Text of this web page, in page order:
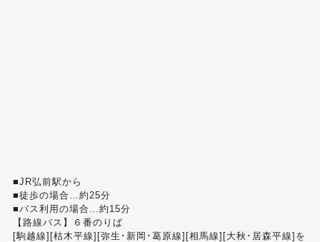
■JR弘前駅から
■徒歩の場合…約25分
■バス利用の場合…約15分
【路線バス】６番のりば
[駒越線][枯木平線][弥生･新岡･葛原線][相馬線][大秋･居森平線]を